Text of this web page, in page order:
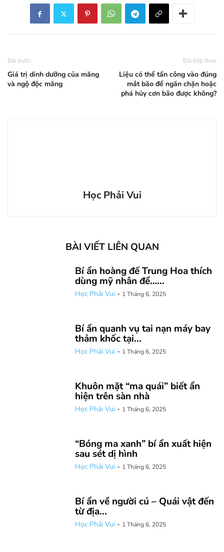
Bài trước
Giá trị dinh dưỡng của măng
và ngộ độc măng
Bài tiếp theo
Liệu có thể tấn công vào đúng
mắt bão để ngăn chặn hoặc
phá hủy cơn bão được không?
Học Phải Vui
BÀI VIẾT LIÊN QUAN
Bí ẩn hoàng đế Trung Hoa thích
dùng mỹ nhân để…...
Học Phải Vui - 1 Tháng 6, 2025
Bí ẩn quanh vụ tai nạn máy bay
thảm khốc tại...
Học Phải Vui - 1 Tháng 6, 2025
Khuôn mặt “ma quái” biết ẩn
hiện trên sàn nhà
Học Phải Vui - 1 Tháng 6, 2025
“Bóng ma xanh” bí ẩn xuất hiện
sau sét dị hình
Học Phải Vui - 1 Tháng 6, 2025
Bí ẩn về người cú – Quái vật đến
từ địa...
Học Phải Vui - 1 Tháng 6, 2025